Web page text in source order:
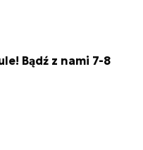
Bądź z nami 7-8